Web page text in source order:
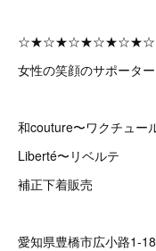
女性の笑顔のサポータ
和couture〜ワクチュー
Liberté〜リベルテ
補正下着販売
愛知県豊橋市広小路1-18